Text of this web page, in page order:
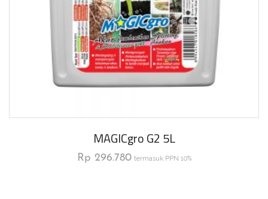
MAGICgro G2 5L
Rp 296.780 termasuk PPN 10%